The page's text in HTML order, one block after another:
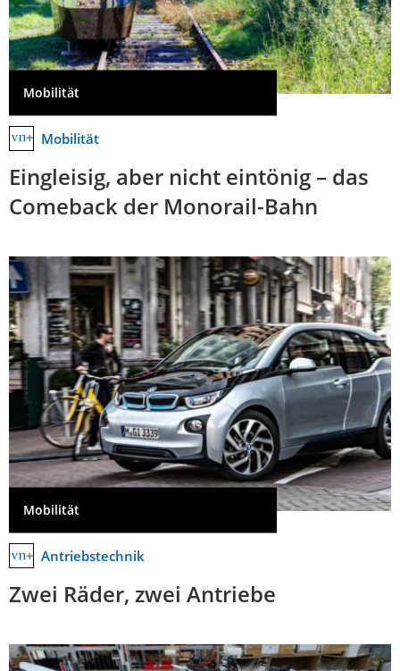
Mobilität
Mobilität
Eingleisig, aber nicht eintönig – das
Comeback der Monorail-Bahn
Mobilität
Antriebstechnik
Zwei Räder, zwei Antriebe